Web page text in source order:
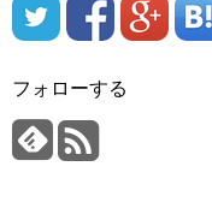
フォローする